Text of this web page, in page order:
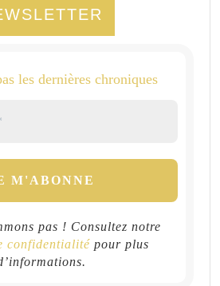
les dernières chroniques
pas ! Consultez notre
confidentialitépour plus